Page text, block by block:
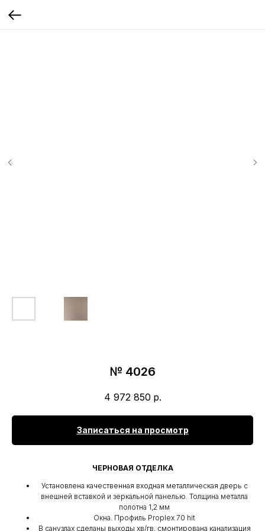
№ 4026
4 972 850 р.
Записаться на просмотр
ЧЕРНОВАЯ ОТДЕЛКА
Установлена качественная входная металлическая дверь c
внешней вставкой и зеркальной панелью. Толщина металла
полотна 1,2 мм
Окна. Профиль Proplex 70 hit
В санузлах сделаны выходы хв/гв, смонтирована канализация